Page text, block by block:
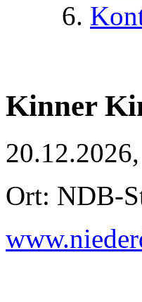
Kinner
Ort: NDB-